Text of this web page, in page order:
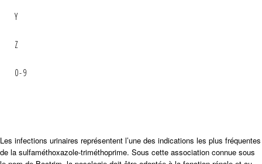
Y
Z
0-9
Les infections urinaires représentent l’une des indications les plus fréquentes
de la sulfaméthoxazole-triméthoprime. Sous cette association connue sous